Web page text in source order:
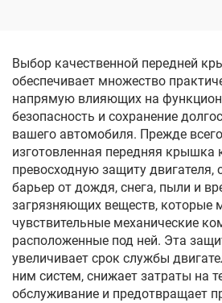
Выбор качественной передней
обеспечивает множество
напрямую влияющих на
безопасность и сохранение
вашего автомобиля. Прежде
изготовленная передняя крышка
превосходную защиту двигателя,
барьер от дождя, снега, пыли и
загрязняющих веществ, которые
чувствительные механические
расположенные под ней. Эта
увеличивает срок службы
ним систем, снижает затраты на
обслуживание и предотвращает